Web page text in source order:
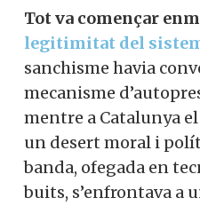
Tot va començar
legitimitat del
sanchisme havia
mecanisme
mentre a Catalunya
un desert moral i
banda, ofegada en
buits, s’enfrontava a